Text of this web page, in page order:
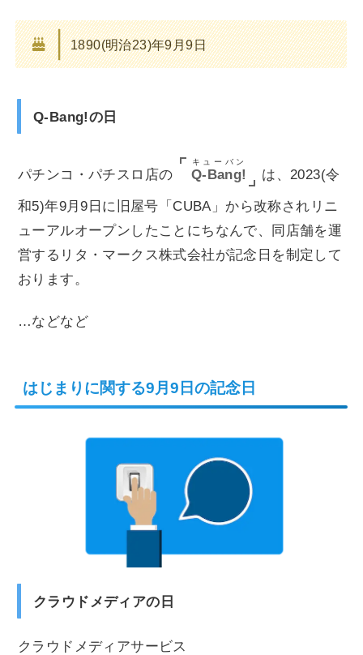
1890(明治23)年9月9日
Q-Bang!の日
パチンコ・パチスロ店の Q-Bang!
キューバン
は、2023(令
和5)年9月9日に旧屋号「CUBA」から改称されリニ
ューアルオープンしたことにちなんで、同店舗を運
営するリタ・マークス株式会社が記念日を制定して
おります。
…などなど
はじまりに関する9月9日の記念日
クラウドメディアの日
クラウドメディアサービス